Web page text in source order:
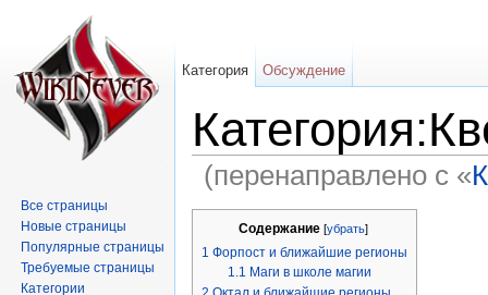
(перенаправлено с «
Содержание[убрать]
1 Форпост и ближайшие регионы
1.1 Маги в школе магии
Категория Обсуждение
Все страницы
Новые страницы
Популярные страницы
Требуемые страницы
Категории